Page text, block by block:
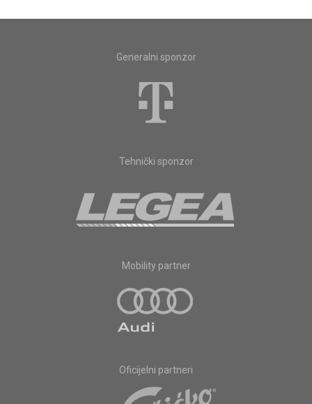
Generalni sponzor
Tehnički sponzor
Mobility partner
Oficijelni partneri